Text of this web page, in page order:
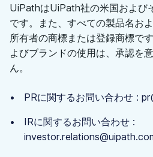
UiPathはUiPath社の米国および
です。また、すべての製品名お
所有者の商標または登録商標で
よびブランドの使用は、承認を
ん。
PRに関するお問い合わせ :
IRに関するお問い合わせ :